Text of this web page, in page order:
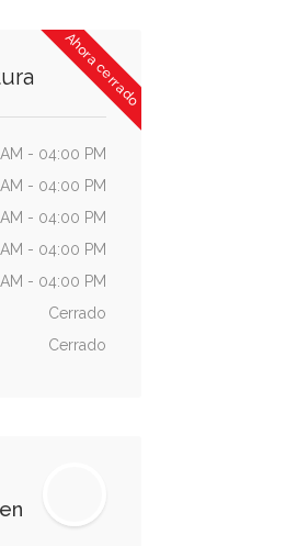
Ahora cerrado
- 04:00 PM
- 04:00 PM
- 04:00 PM
- 04:00 PM
- 04:00 PM
Cerrado
Cerrado